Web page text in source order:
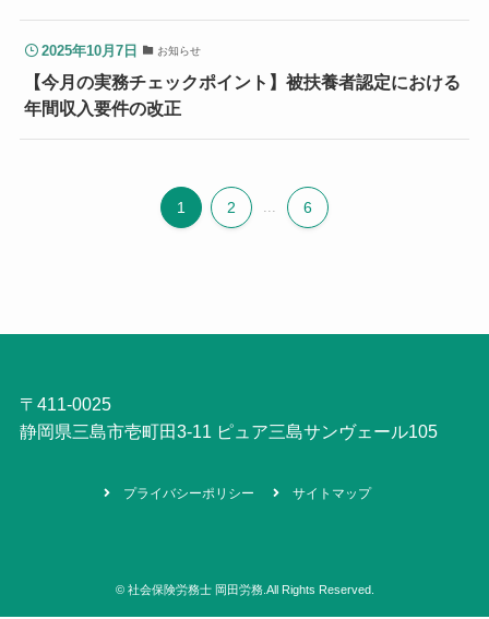
2025年10月7日 お知らせ
【今月の実務チェックポイント】被扶養者認定における
年間収入要件の改正
1 2 6
〒411-0025
静岡県三島市壱町田3-11 ピュア三島サンヴェール105
プライバシーポリシー サイトマップ
©社会保険労務士 岡田労務.All Rights Reserved.